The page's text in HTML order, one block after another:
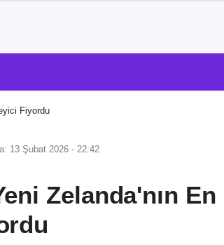
Fiyordu
13 Şubat 2026 - 22:42
Zelanda'nın